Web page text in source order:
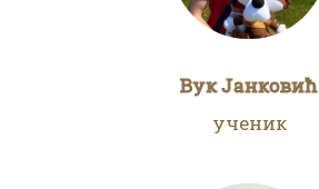
Вук Јанковић
ученик